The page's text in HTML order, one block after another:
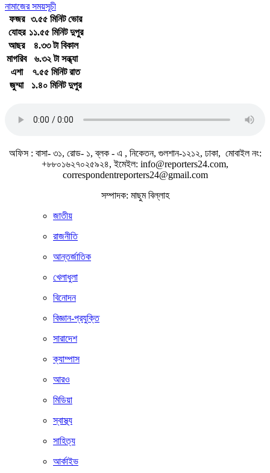
নামাজের সময়সূচী
ফজর
৩.৫৫ মিনিট ভোর
যোহর ১১.৫৫ মিনিট দুপুর
আছর
৪.৩৩ টা বিকাল
মাগরিব
৬.৩২ টা সন্ধ্যা
এশা
৭.৫৫ মিনিট রাত
জুম্মা
১.৪০ মিনিট দুপুর
অফিস : বাসা- ৩১, রোড- ১, ব্লক - এ , নিকেতন, গুলশান-১২১২, ঢাকা, মোবাইল নং:
+৮৮০১৬২৭০২৫৯২৪, ইমেইল: info@reporters24.com,
correspondentreporters24@gmail.com
সম্পাদক: মাছুম বিল্লাহ
জাতীয়
রাজনীতি
আন্তর্জাতিক
খেলাধুলা
বিনোদন
বিজ্ঞান-প্রযুক্তি
সারাদেশ
ক্যাম্পাস
আরও
মিডিয়া
স্বাস্থ্য
সাহিত্য
আর্কাইভ